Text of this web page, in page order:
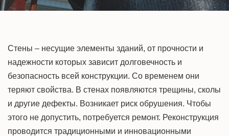
Стены – несущие элементы зданий, от прочности и
надежности которых зависит долговечность и
безопасность всей конструкции. Со временем они
теряют свойства. В стенах появляются трещины, сколы
и другие дефекты. Возникает риск обрушения. Чтобы
этого не допустить, потребуется ремонт. Реконструкция
проводится традиционными и инновационными